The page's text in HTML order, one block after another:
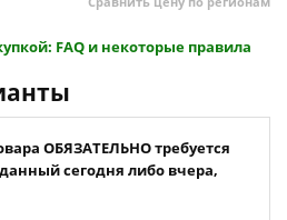
FAQ и некоторые правила
ОБЯЗАТЕЛЬНО требуется
сегодня либо вчера,